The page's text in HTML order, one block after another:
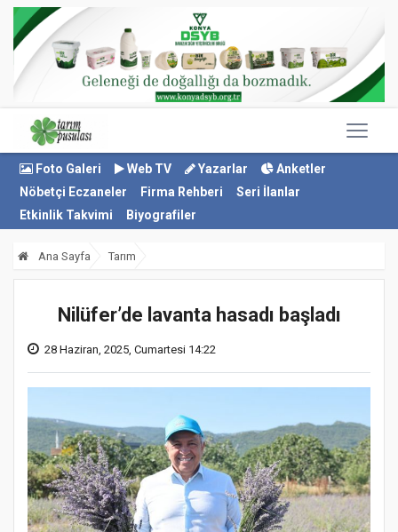
Foto Galeri Web TV Yazarlar
Anketler
Nöbetçi Eczaneler
Firma Rehberi
Seri İlanlar
Etkinlik Takvimi
Biyografiler
Ana Sayfa Tarım
Nilüfer’de lavanta hasadı başladı
28 Haziran, 2025, Cumartesi 14:22